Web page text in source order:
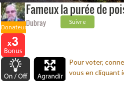
Donateur
Fameux la purée de
Dubray Suivre
Pour voter,
vous en cliquant